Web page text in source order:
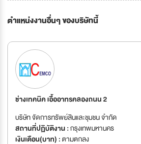
ตำแหน่งงานอื่นๆ ของบริษัทนี้
ช่างเทคนิค เอื้ออาทรคลองถนน 2
บริษัท จัดการทรัพย์สินและชุมชน จำกัด
สถานที่ปฏิบัติงาน :กรุงเทพมหานคร
เงินเดือน(บาท) :ตามตกลง